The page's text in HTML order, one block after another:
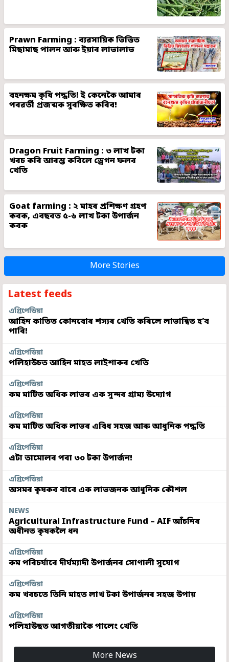
Prawn Farming : ব্যৱসায়িক ভিত্তিত
মিছামাছ পালন আৰু ইয়াৰ লাভালাভ
বহনক্ষম কৃষি পদ্ধতি! ই কেনেকৈ আমাৰ
পৰৱৰ্তী প্ৰজন্মক সুৰক্ষিত কৰিব!
Dragon Fruit Farming : ৩ লাখ টকা
খৰচ কৰি আৰম্ভ কৰিলে ড্ৰেগন ফলৰ
খেতি
Goat farming : ২ মাহৰ প্ৰশিক্ষণ গ্ৰহণ
কৰক, এবছৰত ৫-৬ লাখ টকা উপাৰ্জন
কৰক
More Stories
Latest feeds
এগ্ৰিপেডিয়া
আহিন কাতিত কোনবোৰ শস্যৰ খেতি কৰিলে লাভান্বিত হ’ব
পাৰি!
এগ্ৰিপেডিয়া
পলিহাউচত আহিন মাহত লাইশাকৰ খেতি
এগ্ৰিপেডিয়া
কম মাটিত অধিক লাভৰ এক সুন্দৰ গ্ৰাম্য উদ্যোগ
এগ্ৰিপেডিয়া
কম মাটিত অধিক লাভৰ এবিধ সহজ আৰু আধুনিক পদ্ধতি
এগ্ৰিপেডিয়া
এটা তামোলৰ পৰা ৩০ টকা উপাৰ্জন!
এগ্ৰিপেডিয়া
অসমৰ কৃষকৰ বাবে এক লাভজনক আধুনিক কৌশল
NEWS
Agricultural Infrastructure Fund – AIF আঁচনিৰ
অধীনত কৃষকলৈ ধন
এগ্ৰিপেডিয়া
কম পৰিচৰ্যাৰে দীৰ্ঘম্যাদী উপাৰ্জনৰ সোণালী সুযোগ
এগ্ৰিপেডিয়া
কম খৰচতে তিনি মাহত লাখ টকা উপাৰ্জনৰ সহজ উপায়
এগ্ৰিপেডিয়া
পলিহাউছত আগতীয়াকৈ পালেং খেতি
More News